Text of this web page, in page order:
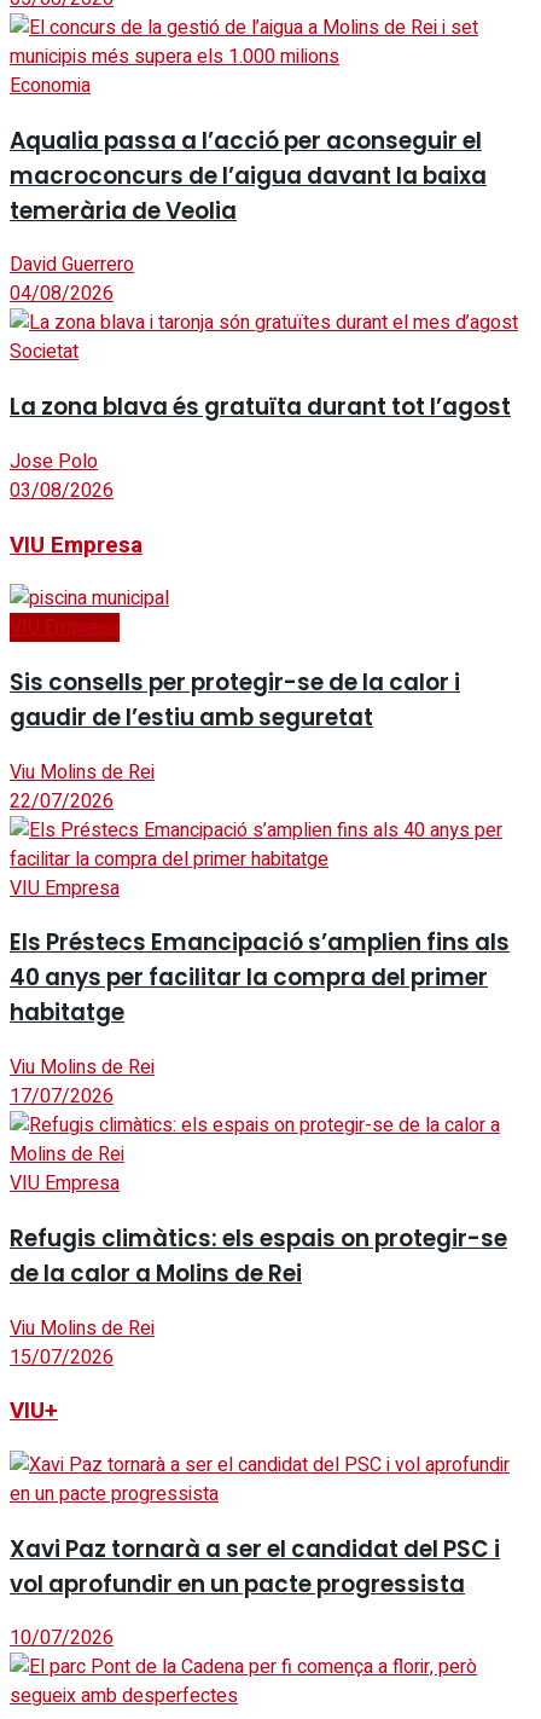
Economia
Aqualia passa a l’acció per aconseguir el
macroconcurs de l’aigua davant la baixa
temerària de Veolia
David Guerrero
04/08/2026
Societat
La zona blava és gratuïta durant tot l’agost
Jose Polo
03/08/2026
VIU Empresa
VIU Empresa
Sis consells per protegir-se de la calor i
gaudir de l’estiu amb seguretat
Viu Molins de Rei
22/07/2026
VIU Empresa
Els Préstecs Emancipació s’amplien fins als
40 anys per facilitar la compra del primer
habitatge
Viu Molins de Rei
17/07/2026
VIU Empresa
Refugis climàtics: els espais on protegir-se
de la calor a Molins de Rei
Viu Molins de Rei
15/07/2026
VIU+
Xavi Paz tornarà a ser el candidat del PSC i
vol aprofundir en un pacte progressista
10/07/2026